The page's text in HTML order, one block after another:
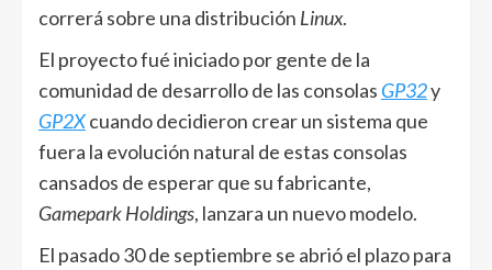
correrá sobre una distribución Linux.
El proyecto fué iniciado por gente de la
comunidad de desarrollo de las consolas GP32y
GP2Xcuando decidieron crear un sistema que
fuera la evolución natural de estas consolas
cansados de esperar que su fabricante,
Gamepark Holdings, lanzara un nuevo modelo.
El pasado 30 de septiembre se abrió el plazo para